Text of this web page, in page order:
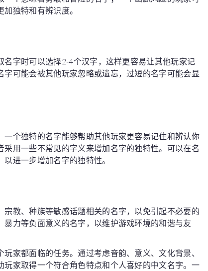
独特和有辨识度。
字时可以选择2-4个汉字，这样更容易让其他玩家记
可能会被其他玩家忽略或遗忘，过短的名字可能会显
个独特的名字能够帮助其他玩家更容易记住和辨认你
用一些不常见的字义来增加名字的独特性。可以在名
进一步增加名字的独特性。
教、种族等敏感话题相关的名字，以免引起不必要的
力等负面意义的名字，以维护游戏环境的和谐与友
家都面临的任务。通过考虑音韵、意义、文化背景、
家取得一个符合角色特点和个人喜好的中文名字。一